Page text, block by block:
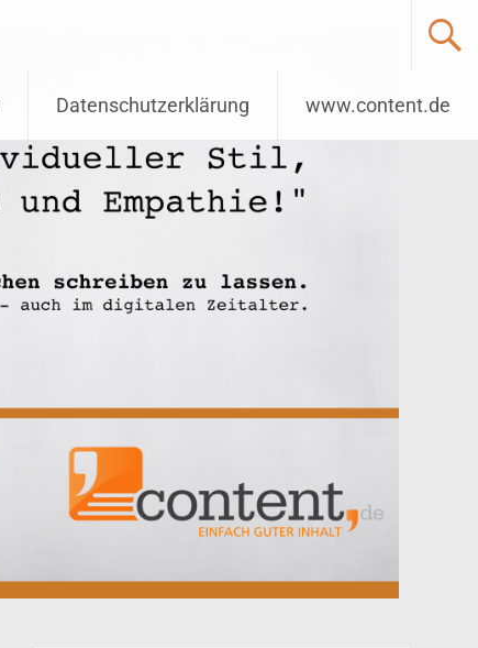
Datenschutzerklärung www.content.de